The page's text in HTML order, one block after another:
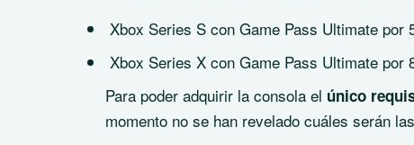
Xbox Series S con Game Pass Ultimate por
Xbox Series X con Game Pass Ultimate por
Para poder adquirir la consola el único
momento no se han revelado cuáles serán